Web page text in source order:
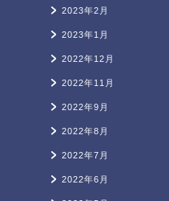
2023年2月
2023年1月
2022年12月
2022年11月
2022年9月
2022年8月
2022年7月
2022年6月